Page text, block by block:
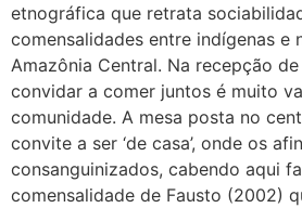
etnográfica que retrata
comensalidades entre indígenas e
Amazônia Central. Na recepção
convidar a comer juntos é muito
comunidade. A mesa posta no
convite a ser ‘de casa’, onde os
consanguinizados, cabendo aqui
comensalidade de Fausto (2002)